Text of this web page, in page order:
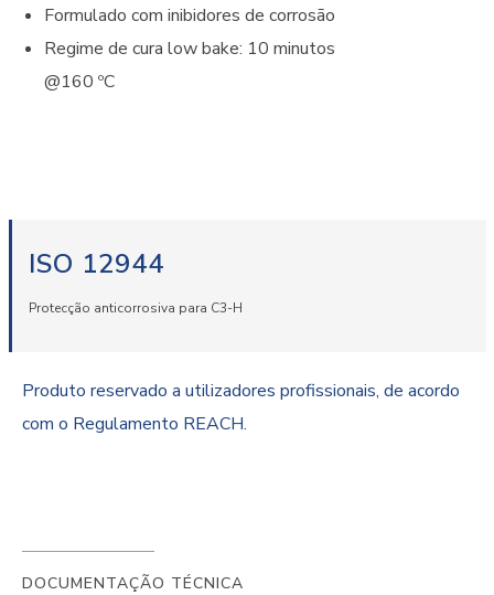
Formulado com inibidores de corrosão
Regime de cura low bake: 10 minutos
@160 ºC
ISO 12944
Protecção anticorrosiva para C3-H
Produto reservado a utilizadores profissionais, de acordo
com o Regulamento REACH.
DOCUMENTAÇÃO TÉCNICA